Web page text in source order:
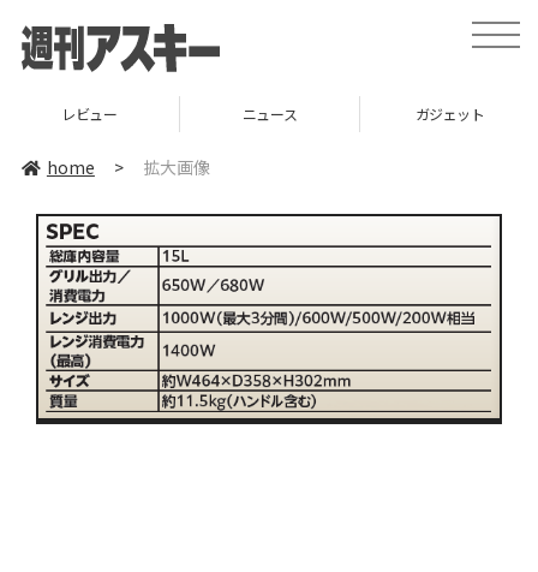
toggle
レビュー ニュース ガジェット
home > 拡大画像